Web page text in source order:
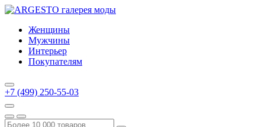
Женщины
Мужчины
Интерьер
Покупателям
+7 (499) 250-55-03